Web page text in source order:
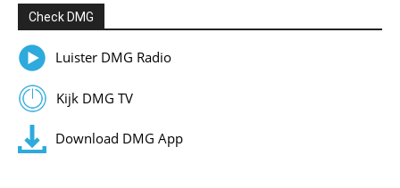
Check DMG
Luister DMG Radio
Kijk DMG TV
Download DMG App